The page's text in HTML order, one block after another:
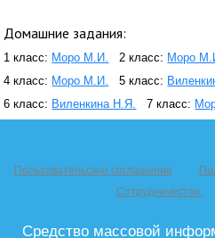
Домашние задания:
1 класс: Моро М.И. 2 класс: Моро
4 класс: Моро М.И. 5 класс:
6 класс: Виленкина Н.Я. 7 класс:
Пользовательское соглашение
Сотрудничество
Средство массовой